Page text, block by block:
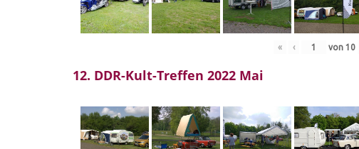
« ‹ von10
12. DDR-Kult-Treffen 2022 Mai